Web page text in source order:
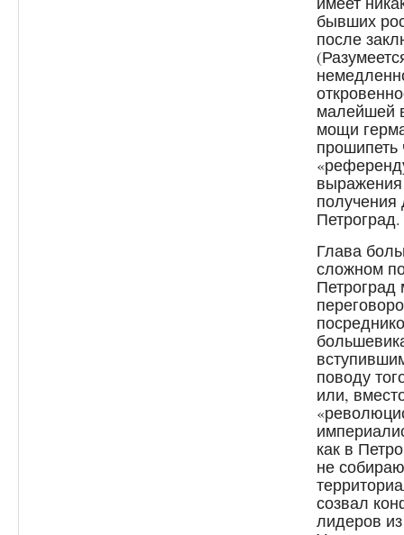
бывших
после
малейшей
мощи
прошипеть
получения
Петроград.
Глава
сложном
Петроград
поводу
или,
как в
не
созвал
лидеров